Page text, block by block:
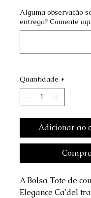
Alguma observação
entrega? Comente
Quantidade *
Adicionar ao
A Bolsa Tote de
Elegance Ca'del